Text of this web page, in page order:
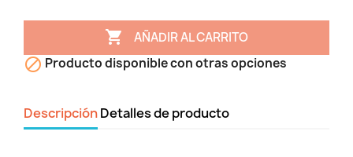
 AÑADIR AL CARRITO
 Producto disponible con otras opciones
DescripciónDetalles de producto